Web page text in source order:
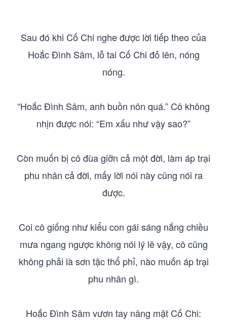
Sau đó khi Cố Chi nghe được lời tiếp theo của
Hoắc Đình Sâm, lỗ tai Cố Chi đỏ lên, nóng
nóng.
“Hoắc Đình Sâm, anh buồn nôn quá.” Cô không
nhịn được nói: “Em xấu như vậy sao?”
Còn muốn bị cô đùa giỡn cả một đời, làm áp trại
phu nhân cả đời, mấy lời nói này cũng nói ra
được.
Coi cô giống như kiểu con gái sáng nắng chiều
mưa ngang ngược không nói lý lẽ vậy, cô cũng
không phải là sơn tặc thổ phỉ, nào muốn áp trại
phu nhân gì.
Hoắc Đình Sâm vươn tay nâng mặt Cố Chi: